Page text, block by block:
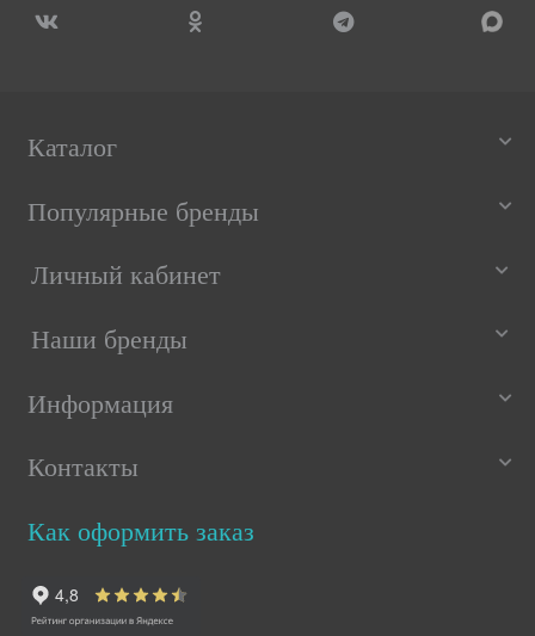
Каталог
Популярные бренды
Личный кабинет
Наши бренды
Информация
Контакты
Как оформить заказ